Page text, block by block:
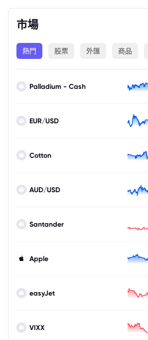
市場
熱門 股票 外匯 商品
Palladium - Cash
EUR/USD
Cotton
AUD/USD
Santander
Apple
easyJet
VIXX